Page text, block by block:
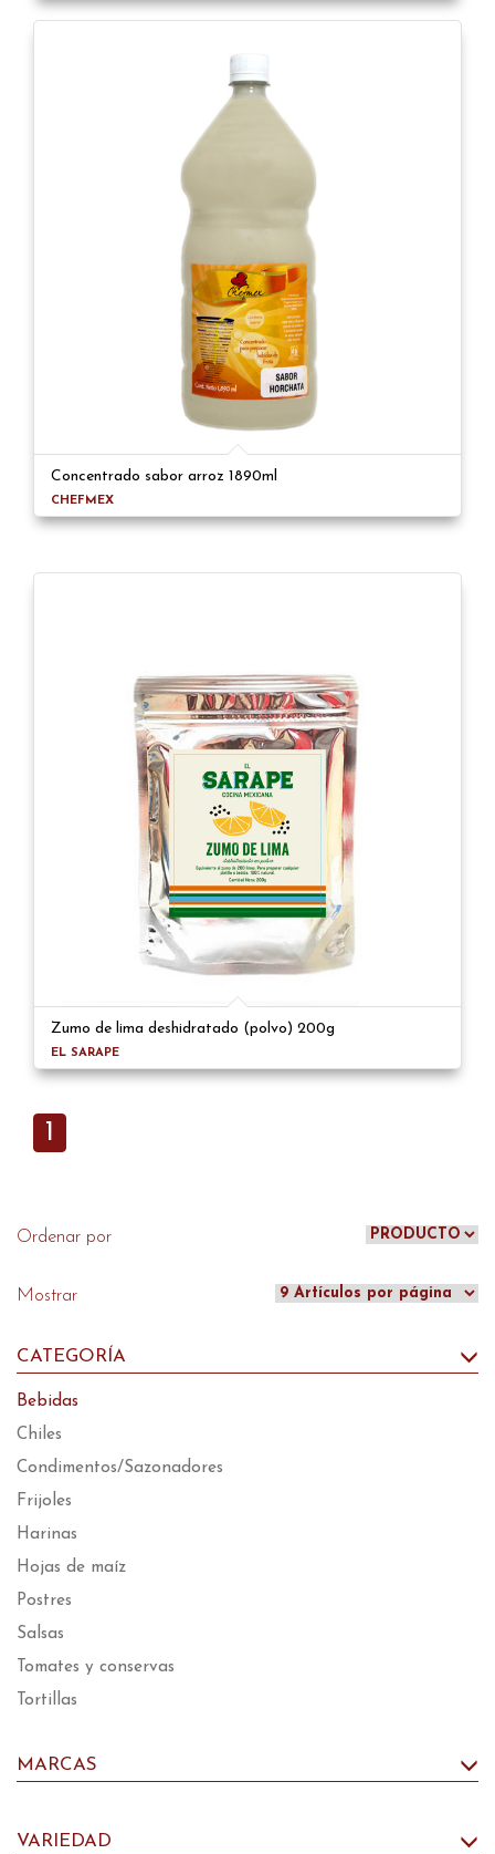
Concentrado sabor arroz 1890ml
CHEFMEX
Zumo de lima deshidratado (polvo) 200g
EL SARAPE
1
Ordenar por
Mostrar
CATEGORÍA
Bebidas
Chiles
Condimentos/Sazonadores
Frijoles
Harinas
Hojas de maíz
Postres
Salsas
Tomates y conservas
Tortillas
MARCAS
VARIEDAD